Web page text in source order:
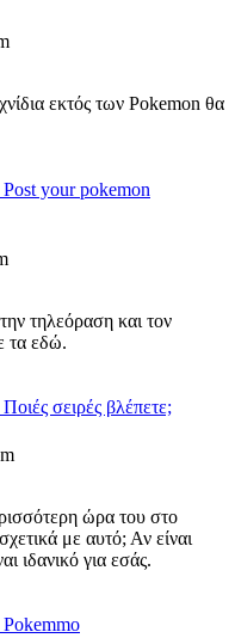
εκτός των Pokemon θα
your pokemon
τηλεόραση και τον
τα εδώ.
σειρές βλέπετε;
ώρα του στο
με αυτό; Αν είναι
ιδανικό για εσάς.
Pokemmo